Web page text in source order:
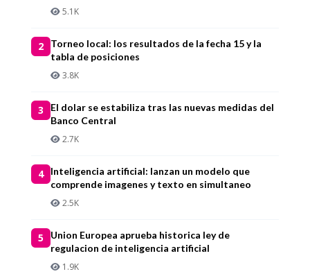
5.1K
2
Torneo local: los resultados de la fecha 15 y la
tabla de posiciones
3.8K
3
El dolar se estabiliza tras las nuevas medidas del
Banco Central
2.7K
4
Inteligencia artificial: lanzan un modelo que
comprende imagenes y texto en simultaneo
2.5K
5
Union Europea aprueba historica ley de
regulacion de inteligencia artificial
1.9K